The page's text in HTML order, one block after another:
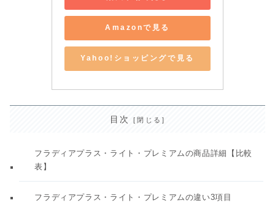
Amazonで見る
Yahoo!ショッピングで見る
目次
フラディアプラス・ライト・プレミアムの商品詳細【比較
表】
フラディアプラス・ライト・プレミアムの違い3項目